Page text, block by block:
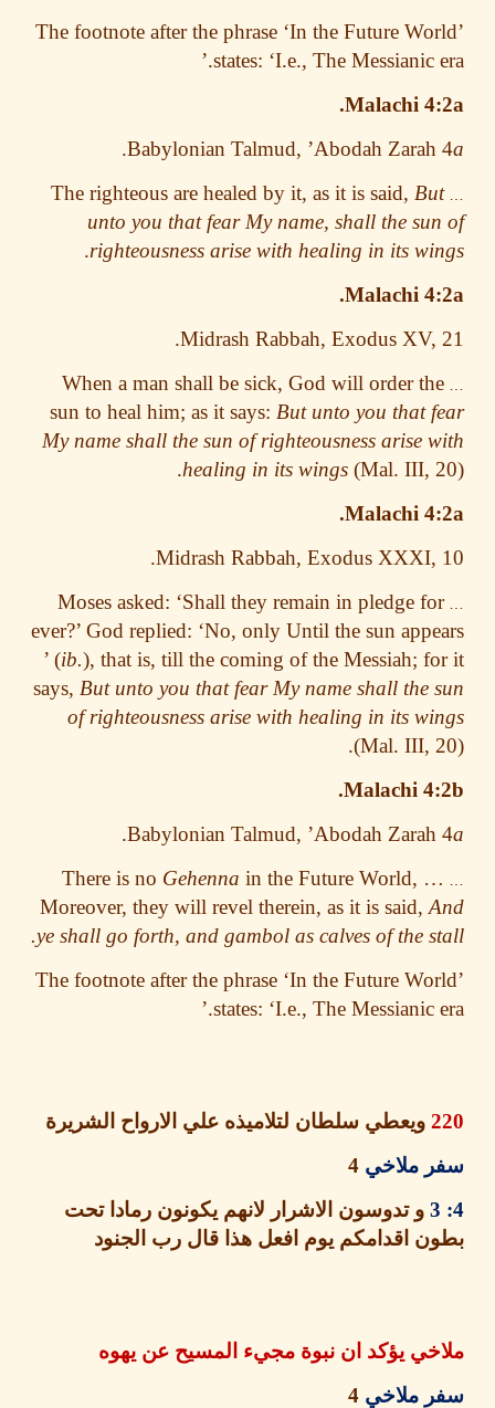
The footnote after the phrase ‘In the Future
states: ‘I.e., The Messianic
Malachi
Babylonian Talmud, ’Abodah
.
The righteous are healed by it, as it is said,
unto you that fear My name, shall the
righteousness arise with healing in its
.
Malachi
Midrash Rabbah, Exodus
When a man shall be sick, God will order
sun to heal him; as it says:But unto you that
My name shall the sun of righteousness arise
healing in its wings(Mal. III,
Malachi
Midrash Rabbah, Exodus
Moses asked: ‘Shall they remain in pledge
ever?’ God replied: ‘No, only Until the sun
’ (ib.), that is, till the coming of the Messiah;
says,But unto you that fear My name shall the
of righteousness arise with healing in its
(Mal. III,
Malachi
Babylonian Talmud, ’Abodah
.
There is noGehennain the Future World,
Moreover, they will revel therein, as it is said,
ye shall go forth, and gambol as calves of the
The footnote after the phrase ‘In the Future
states: ‘I.e., The Messianic
ويعطي سلطان لتلاميذه علي الارواح الشريرة
ملاخي 4
و تدوسون الاشرار لانهم يكونون رمادا تحت
اقدامكم يوم افعل هذا قال رب الجنود
يؤكد ان نبوة مجيء المسيح عن يهوه
ملاخي 4